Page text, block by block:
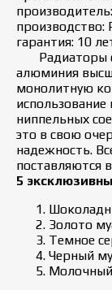
производство:
гарантия: 10
Радиаторы
алюминия
монолитную
ниппельных
это в свою
надежность.
поставляются
5
Золото
Темное
Черный
Молочный